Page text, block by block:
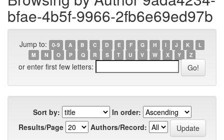
bfae-4b5f-9966-2fb6e69ed97b
Jump to: 0-9 A B C D E F G H I J K
L
M
N O P Q R S T U V W X Y Z
or enter first few letters:
Sort by:
In order:
Results/Page
Authors/Record: